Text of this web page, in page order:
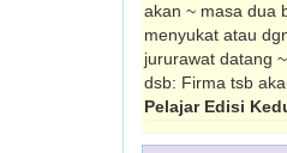
akan ~ masa dua
menyukat atau
jururawat datang
dsb: Firma tsb
Pelajar Edisi